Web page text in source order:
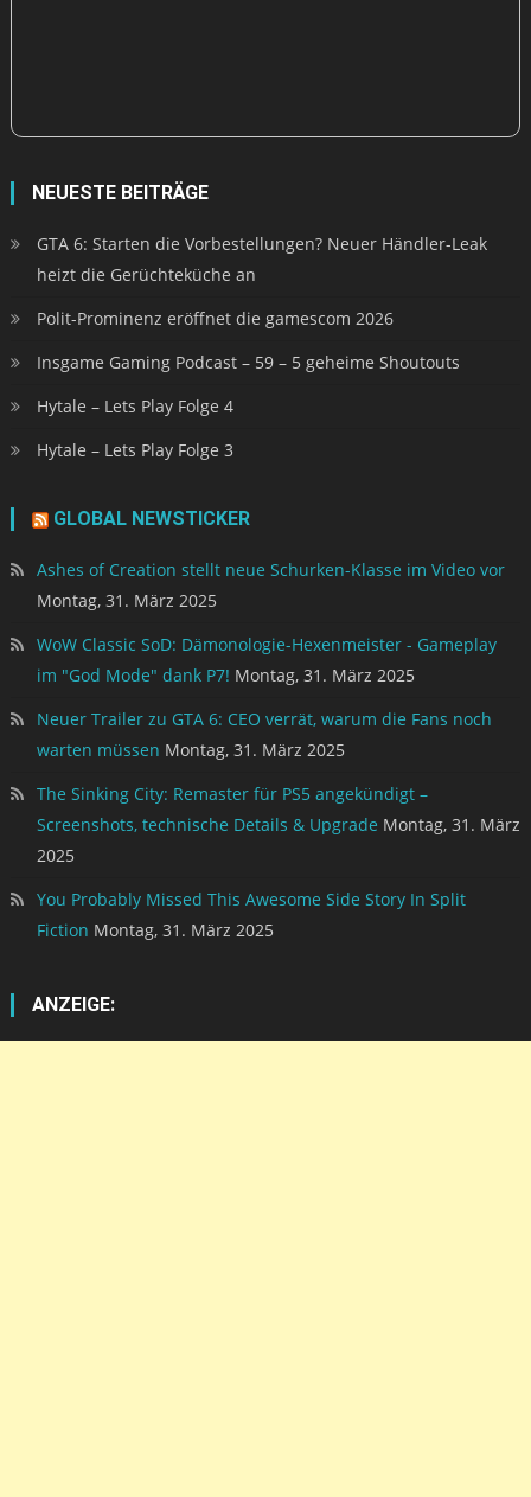
NEUESTE BEITRÄGE
GTA 6: Starten die Vorbestellungen? Neuer Händler-Leak
heizt die Gerüchteküche an
Polit-Prominenz eröffnet die gamescom 2026
Insgame Gaming Podcast – 59 – 5 geheime Shoutouts
Hytale – Lets Play Folge 4
Hytale – Lets Play Folge 3
GLOBAL NEWSTICKER
Ashes of Creation stellt neue Schurken-Klasse im Video vor
Montag, 31. März 2025
WoW Classic SoD: Dämonologie-Hexenmeister - Gameplay
im "God Mode" dank P7! Montag, 31. März 2025
Neuer Trailer zu GTA 6: CEO verrät, warum die Fans noch
warten müssen Montag, 31. März 2025
The Sinking City: Remaster für PS5 angekündigt –
Screenshots, technische Details & Upgrade Montag, 31. März
2025
You Probably Missed This Awesome Side Story In Split
Fiction Montag, 31. März 2025
ANZEIGE: